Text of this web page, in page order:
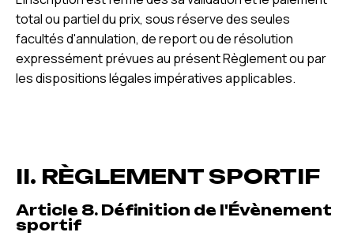
total ou partiel du prix, sous réserve des seules
facultés d'annulation, de report ou de résolution
expressément prévues au présent Règlement ou par
les dispositions légales impératives applicables.
II. RÈGLEMENT SPORTIF
Article 8. Définition de l'Évènement
sportif